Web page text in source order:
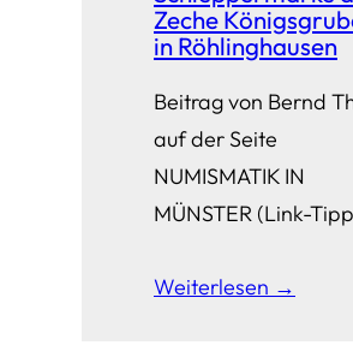
Zeche
in Röhlinghausen
Beitrag von Bernd
auf der Seite
NUMISMATIK IN
MÜNSTER (Link-
Weiterlesen →